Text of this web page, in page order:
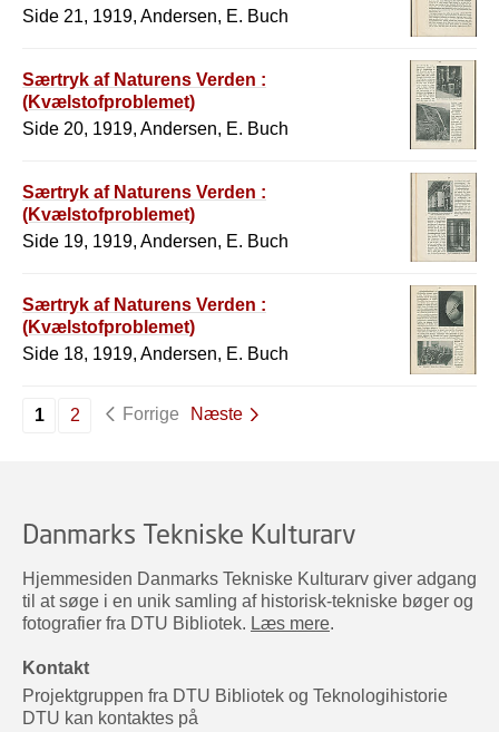
Side 21, 1919, Andersen, E. Buch
Særtryk af Naturens Verden :
(Kvælstofproblemet)
Side 20, 1919, Andersen, E. Buch
Særtryk af Naturens Verden :
(Kvælstofproblemet)
Side 19, 1919, Andersen, E. Buch
Særtryk af Naturens Verden :
(Kvælstofproblemet)
Side 18, 1919, Andersen, E. Buch
1 2 Forrige Næste
Danmarks Tekniske Kulturarv
Hjemmesiden Danmarks Tekniske Kulturarv giver adgang
til at søge i en unik samling af historisk-tekniske bøger og
fotografier fra DTU Bibliotek. Læs mere.
Kontakt
Projektgruppen fra DTU Bibliotek og Teknologihistorie
DTU kan kontaktes på